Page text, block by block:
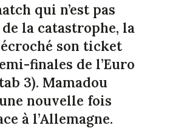
qui n’est pas
la catastrophe, la
son ticket
finales de l’Euro
tab 3). Mamadou
nouvelle fois
à l’Allemagne.